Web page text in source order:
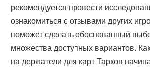
рекомендуется провести
ознакомиться с отзывами других
поможет сделать обоснованный
множества доступных вариантов.
на держатели для карт Тарков